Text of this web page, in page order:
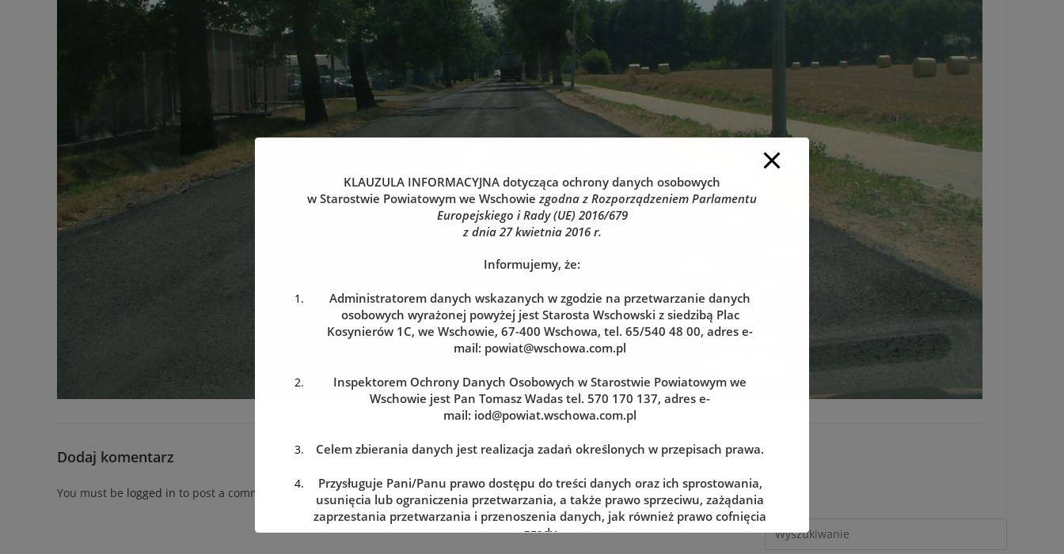
Dodaj komentarz
You must be logged in to post a comment.
KLAUZULA INFORMACYJNA dotycząca ochrony danych osobowych
w Starostwie Powiatowym we Wschowie zgodna z Rozporządzeniem Parlamentu
Europejskiego i Rady (UE) 2016/679
z dnia 27 kwietnia 2016 r.
Informujemy, że:
Administratorem danych wskazanych w zgodzie na przetwarzanie danych
osobowych wyrażonej powyżej jest Starosta Wschowski z siedzibą Plac
Kosynierów 1C, we Wschowie, 67-400 Wschowa, tel. 65/540 48 00, adres e-
mail: powiat@wschowa.com.pl
Inspektorem Ochrony Danych Osobowych w Starostwie Powiatowym we
Wschowie jest Pan Tomasz Wadas tel. 570 170 137, adres e-
mail: iod@powiat.wschowa.com.pl
Celem zbierania danych jest realizacja zadań określonych w przepisach prawa.
Przysługuje Pani/Panu prawo dostępu do treści danych oraz ich sprostowania,
usunięcia lub ograniczenia przetwarzania, a także prawo sprzeciwu, zażądania
zaprzestania przetwarzania i przenoszenia danych, jak również prawo cofnięcia
zgody